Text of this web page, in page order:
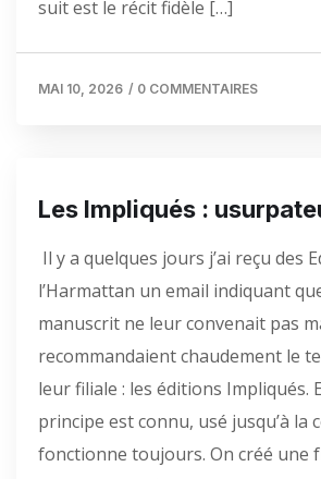
suit est le récit fidèle […]
MAI 10, 2026 / 0 COMMENTAIRES
Les Impliqués :
Il y a quelques jours j’ai reçu des
l’Harmattan un email indiquant
manuscrit ne leur convenait pas
recommandaient chaudement le
leur filiale : les éditions Impliqués.
principe est connu, usé jusqu’à la
fonctionne toujours. On créé une